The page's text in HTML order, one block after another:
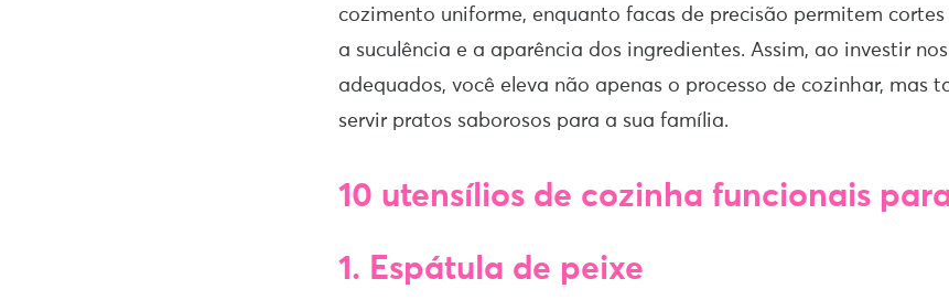
cozimento uniforme, enquanto facas de precisão permitem cortes
a suculência e a aparência dos ingredientes. Assim, ao investir
adequados, você eleva não apenas o processo de cozinhar, mas
servir pratos saborosos para a sua família.
10 utensílios de cozinha funcionais
1. Espátula de peixe